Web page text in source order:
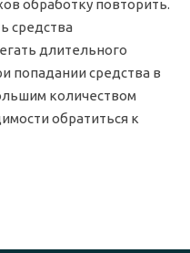
обработку повторить.
средства
длительного
попадании средства в
количеством
обратиться к